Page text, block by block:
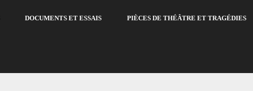
DOCUMENTS ET ESSAIS PIÈCES DE THÉÂTRE ET TRAGÉDIES